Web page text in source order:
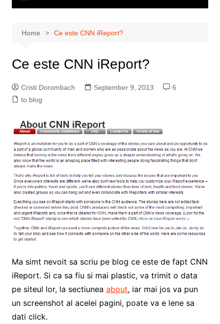
Home Ce este CNN iReport?
Ce este CNN iReport?
Cristi Dorombach September 9, 2013
6
to blog
Ma simt nevoit sa scriu pe blog ce este de fapt CNN
iReport. Si ca sa fiu si mai plastic, va trimit o data
pe siteul lor, la sectiunea about, iar mai jos va pun
un screenshot al acelei pagini, poate va e lene sa
dati click.